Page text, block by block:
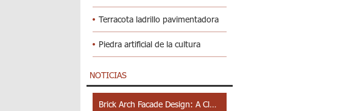
Terracota ladrillo pavimentadora
Piedra artificial de la cultura
NOTICIAS
Brick Arch Facade Design: A Closer Look at Yiwu Place